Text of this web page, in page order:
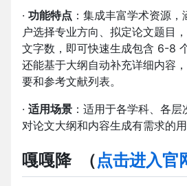
· 功能特点 ：集成丰富学术资源
户选择专业方向、拟定论文题目
文字数，即可快速生成包含 6-8
还能基于大纲自动补充详细内容
要和参考文献列表。
· 适用场景 ：适用于各学科、各
对论文大纲和内容生成有需求的用
嘎嘎降（点击进入官